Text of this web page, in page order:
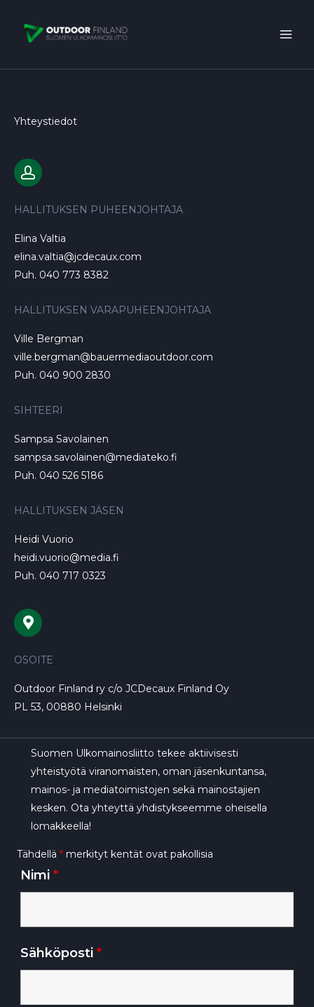
sisältöön
Yhteystiedot
HALLITUKSEN PUHEENJOHTAJA
Elina Valtia
elina.valtia@jcdecaux.com
Puh. 040 773 8382
HALLITUKSEN VARAPUHEENJOHTAJA
Ville Bergman
ville.bergman@bauermediaoutdoor.com
Puh. 040 900 2830
SIHTEERI
Sampsa Savolainen
sampsa.savolainen@mediateko.fi
Puh. 040 526 5186
HALLITUKSEN JÄSEN
Heidi Vuorio
heidi.vuorio@media.fi
Puh. 040 717 0323
OSOITE
Outdoor Finland ry c/o JCDecaux Finland Oy
PL 53, 00880 Helsinki
Suomen Ulkomainosliitto tekee aktiivisesti
yhteistyötä viranomaisten, oman jäsenkuntansa,
mainos- ja mediatoimistojen sekä mainostajien
kesken. Ota yhteyttä yhdistykseemme oheisella
lomakkeella!
Tähdellä * merkityt kentät ovat pakollisia
Nimi *
Sähköposti *